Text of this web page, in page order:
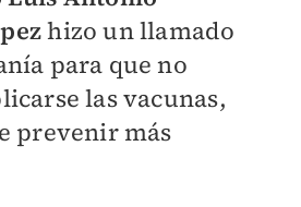
hizo un llamado
para que no
las vacunas,
prevenir más